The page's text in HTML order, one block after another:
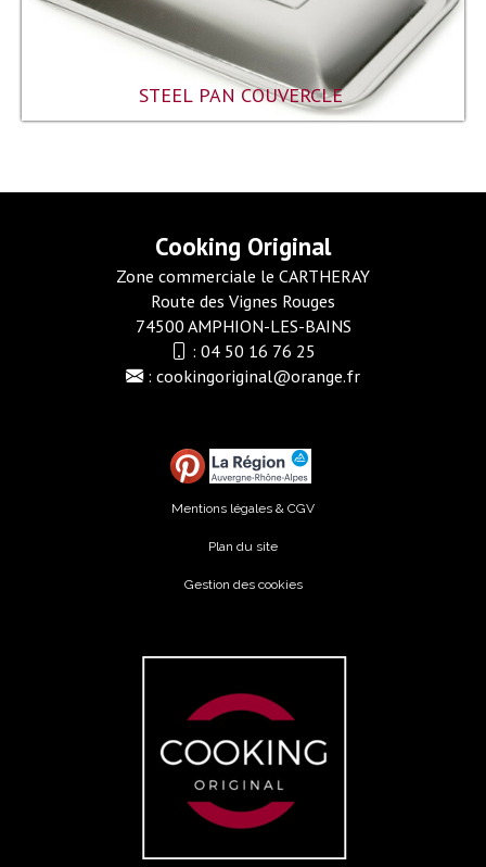
STEEL PAN COUVERCLE
Cooking Original
Zone commerciale le CARTHERAY
Route des Vignes Rouges
74500 AMPHION-LES-BAINS
: 04 50 16 76 25
: cookingoriginal@orange.fr
Mentions légales & CGV
Plan du site
Gestion des cookies